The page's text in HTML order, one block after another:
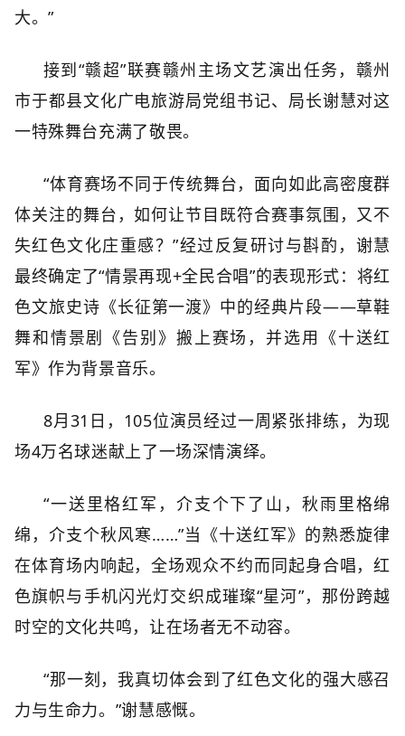
大。”
接到“赣超”联赛赣州主场文艺演出任务，赣州
市于都县文化广电旅游局党组书记、局长谢慧对这
一特殊舞台充满了敬畏。
“体育赛场不同于传统舞台，面向如此高密度群
体关注的舞台，如何让节目既符合赛事氛围，又不
失红色文化庄重感？”经过反复研讨与斟酌，谢慧
最终确定了“情景再现+全民合唱”的表现形式：将红
色文旅史诗《长征第一渡》中的经典片段——草鞋
舞和情景剧《告别》搬上赛场，并选用《十送红
军》作为背景音乐。
8月31日，105位演员经过一周紧张排练，为现
场4万名球迷献上了一场深情演绎。
“一送里格红军，介支个下了山，秋雨里格绵
绵，介支个秋风寒……”当《十送红军》的熟悉旋律
在体育场内响起，全场观众不约而同起身合唱，红
色旗帜与手机闪光灯交织成璀璨“星河”，那份跨越
时空的文化共鸣，让在场者无不动容。
“那一刻，我真切体会到了红色文化的强大感召
力与生命力。”谢慧感慨。